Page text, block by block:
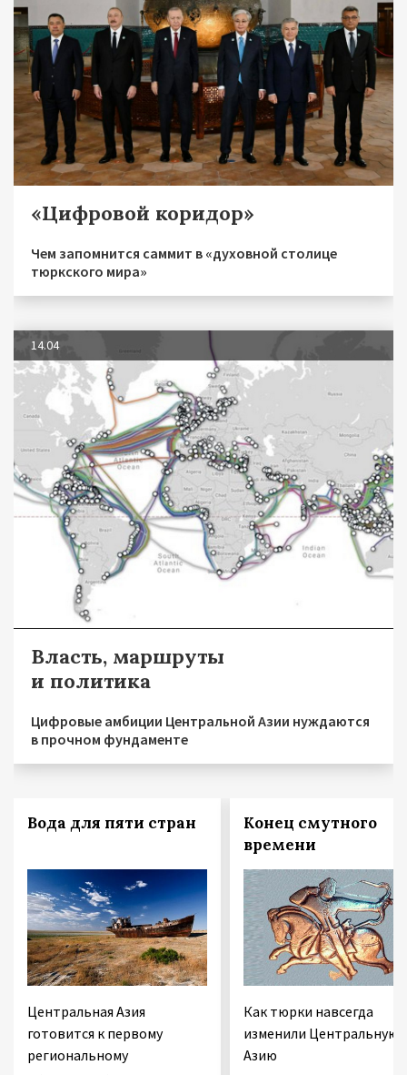
«Цифровой коридор»
Чем запомнится саммит в «духовной столице
тюркского мира»
14.04
Власть, маршруты
и политика
Цифровые амбиции Центральной Азии нуждаются
в прочном фундаменте
Вода для пяти стран
Центральная Азия
готовится к первому
региональному
Конец смутного
времени
Как тюрки навсегда
изменили Центральную
Азию